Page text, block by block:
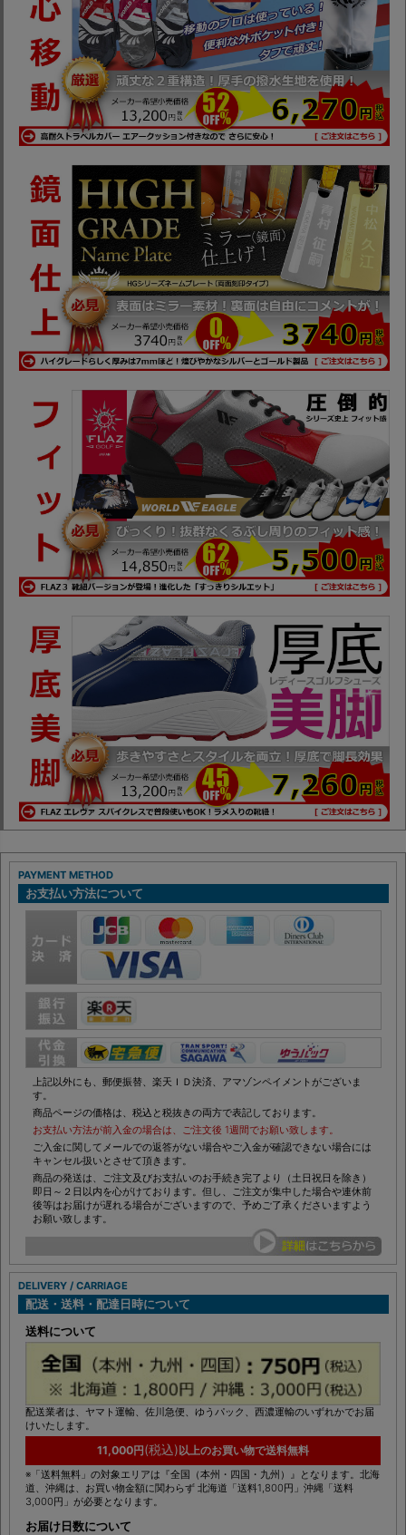
PAYMENT METHOD
お支払い方法について
上記以外にも、郵便振替、楽天ＩＤ決済、アマゾンペイメントがございま
す。
商品ページの価格は、税込と税抜きの両方で表記しております。
お支払い方法が前入金の場合は、ご注文後 1週間でお願い致します。
ご入金に関してメールでの返答がない場合やご入金が確認できない場合には
キャンセル扱いとさせて頂きます。
商品の発送は、ご注文及びお支払いのお手続き完了より（土日祝日を除き）
即日～２日以内を心がけております。但し、ご注文が集中した場合や連休前
後等はお届けが遅れる場合がございますので、予めご了承くださいますよう
お願い致します。
DELIVERY / CARRIAGE
配送・送料・配達日時について
送料について
配送業者は、ヤマト運輸、佐川急便、ゆうパック、西濃運輸のいずれかでお届
けいたします。
11,000円(税込)以上のお買い物で送料無料
※「送料無料」の対象エリアは『全国（本州・四国・九州）』となります。北海
道、沖縄は、お買い物金額に関わらず 北海道「送料1,800円」沖縄「送料
3,000円」が必要となります。
お届け日数について